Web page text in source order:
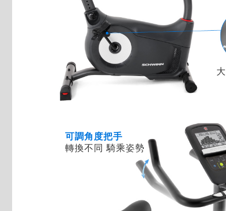
可調角度把手
轉換不同 騎乘姿勢